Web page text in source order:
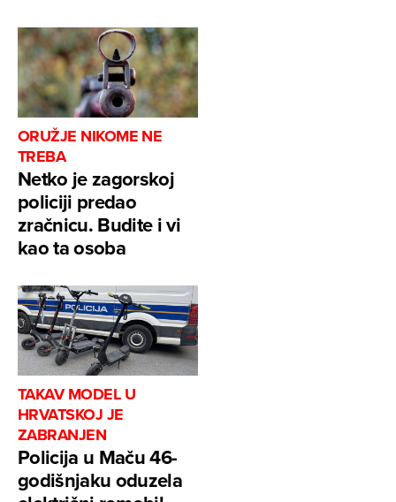
ORUŽJE NIKOME NE
TREBA
Netko je zagorskoj
policiji predao
zračnicu. Budite i vi
kao ta osoba
TAKAV MODEL U
HRVATSKOJ JE
ZABRANJEN
Policija u Maču 46-
godišnjaku oduzela